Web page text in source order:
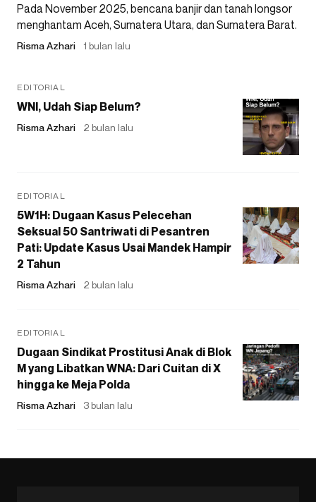
Pada November 2025, bencana banjir dan tanah longsor
menghantam Aceh, Sumatera Utara, dan Sumatera Barat.
Risma Azhari 1 bulan lalu
EDITORIAL
WNI, Udah Siap Belum?
Risma Azhari 2 bulan lalu
EDITORIAL
5W1H: Dugaan Kasus Pelecehan
Seksual 50 Santriwati di Pesantren
Pati: Update Kasus Usai Mandek Hampir
2 Tahun
Risma Azhari 2 bulan lalu
EDITORIAL
Dugaan Sindikat Prostitusi Anak di Blok
M yang Libatkan WNA: Dari Cuitan di X
hingga ke Meja Polda
Risma Azhari 3 bulan lalu